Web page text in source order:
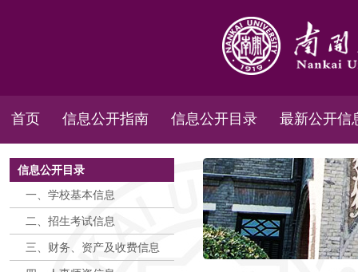
首页 信息公开指南 信息公开目录 最新公开信
信息公开目录
一、学校基本信息
二、招生考试信息
三、财务、资产及收费信息